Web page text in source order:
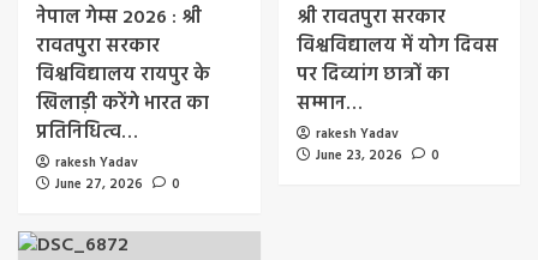
नेपाल गेम्स 2026 : श्री
रावतपुरा सरकार
विश्वविद्यालय रायपुर के
खिलाड़ी करेंगे भारत का
प्रतिनिधित्व…
rakesh Yadav
June 27, 2026
0
श्री रावतपुरा सरकार
विश्वविद्यालय में योग दिवस
पर दिव्यांग छात्रों का
सम्मान…
rakesh Yadav
June 23, 2026
0